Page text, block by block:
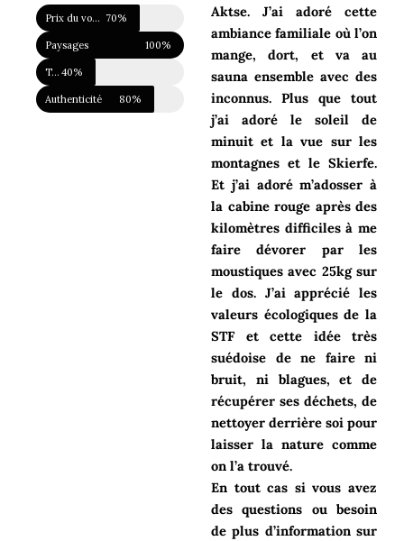
Prix du voyage 70%
Paysages 100%
Touristique 40%
Authenticité 80%
Aktse. J’ai adoré cette
ambiance familiale où l’on
mange, dort, et va au
sauna ensemble avec des
inconnus. Plus que tout
j’ai adoré le soleil de
minuit et la vue sur les
montagnes et le Skierfe.
Et j’ai adoré m’adosser à
la cabine rouge après des
kilomètres difficiles à me
faire dévorer par les
moustiques avec 25kg sur
le dos. J’ai apprécié les
valeurs écologiques de la
STF et cette idée très
suédoise de ne faire ni
bruit, ni blagues, et de
récupérer ses déchets, de
nettoyer derrière soi pour
laisser la nature comme
on l’a trouvé.
En tout cas si vous avez
des questions ou besoin
de plus d’information sur